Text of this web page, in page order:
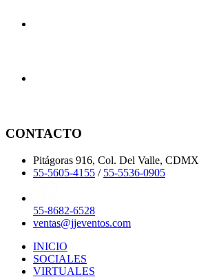
CONTACTO
Pitágoras 916, Col. Del Valle, CDMX
55-5605-4155 / 55-5536-0905
55-8682-6528
ventas@jjeventos.com
INICIO
SOCIALES
VIRTUALES